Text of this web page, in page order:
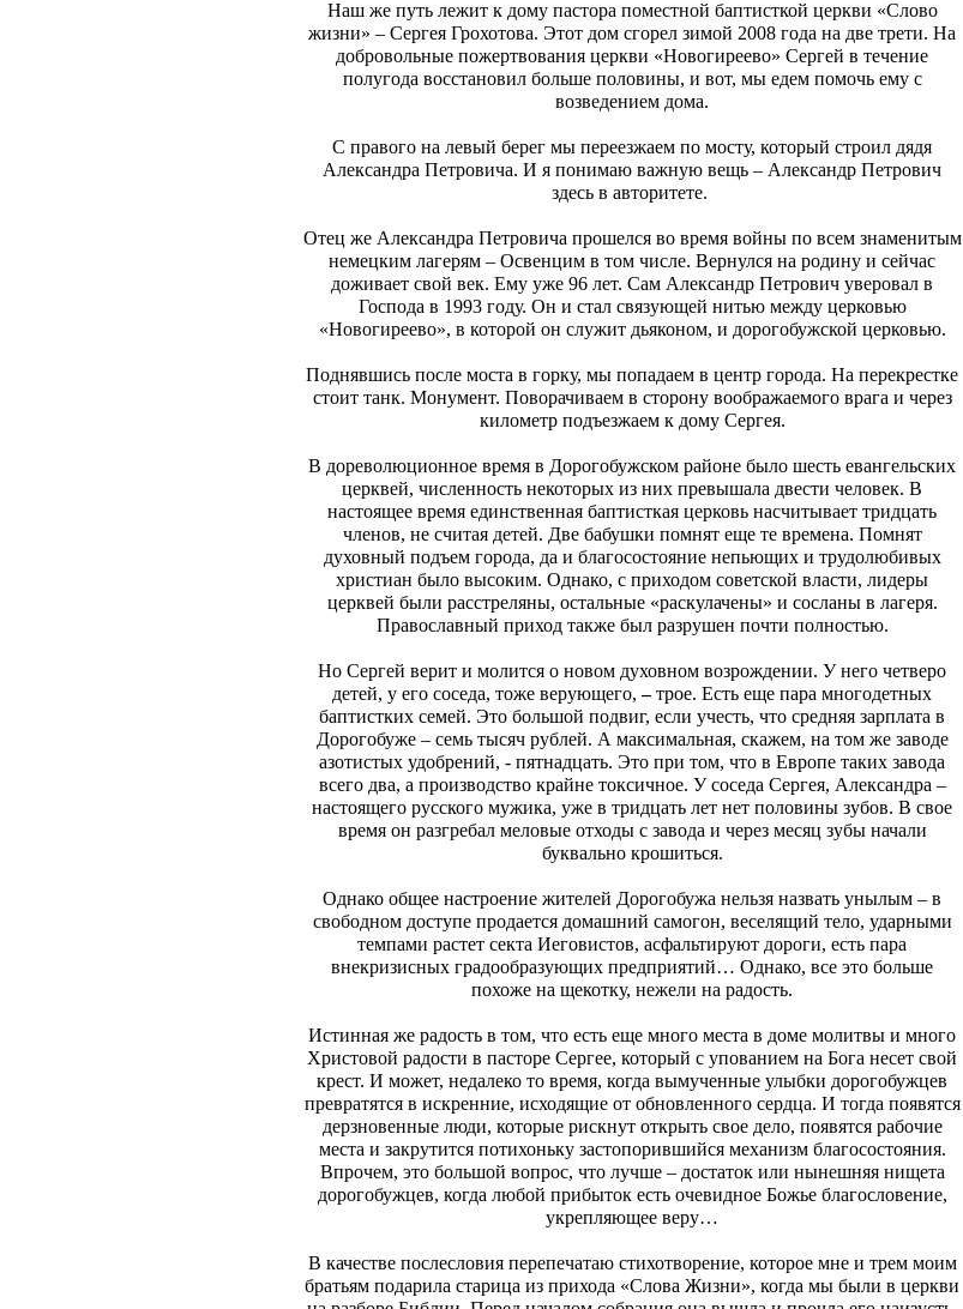
Наш же путь лежит к дому пастора поместной баптисткой церкви «Слово
жизни» – Сергея Грохотова. Этот дом сгорел зимой 2008 года на две трети. На
добровольные пожертвования церкви «Новогиреево» Сергей в течение
полугода восстановил больше половины, и вот, мы едем помочь ему с
возведением дома.
С правого на левый берег мы переезжаем по мосту, который строил дядя
Александра Петровича. И я понимаю важную вещь – Александр Петрович
здесь в авторитете.
Отец же Александра Петровича прошелся во время войны по всем знаменитым
немецким лагерям – Освенцим в том числе. Вернулся на родину и сейчас
доживает свой век. Ему уже 96 лет. Сам Александр Петрович уверовал в
Господа в 1993 году. Он и стал связующей нитью между церковью
«Новогиреево», в которой он служит дьяконом, и дорогобужской церковью.
Поднявшись после моста в горку, мы попадаем в центр города. На перекрестке
стоит танк. Монумент. Поворачиваем в сторону воображаемого врага и через
километр подъезжаем к дому Сергея.
В дореволюционное время в Дорогобужском районе было шесть евангельских
церквей, численность некоторых из них превышала двести человек. В
настоящее время единственная баптисткая церковь насчитывает тридцать
членов, не считая детей. Две бабушки помнят еще те времена. Помнят
духовный подъем города, да и благосостояние непьющих и трудолюбивых
христиан было высоким. Однако, с приходом советской власти, лидеры
церквей были расстреляны, остальные «раскулачены» и сосланы в лагеря.
Православный приход также был разрушен почти полностью.
Но Сергей верит и молится о новом духовном возрождении. У него четверо
детей, у его соседа, тоже верующего,–трое. Есть еще пара многодетных
баптистких семей. Это большой подвиг, если учесть, что средняя зарплата в
Дорогобуже – семь тысяч рублей. А максимальная, скажем, на том же заводе
азотистых удобрений, - пятнадцать. Это при том, что в Европе таких завода
всего два, а производство крайне токсичное. У соседа Сергея, Александра –
настоящего русского мужика, уже в тридцать лет нет половины зубов. В свое
время он разгребал меловые отходы с завода и через месяц зубы начали
буквально крошиться.
Однако общее настроение жителей Дорогобужа нельзя назвать унылым – в
свободном доступе продается домашний самогон, веселящий тело, ударными
темпами растет секта Иеговистов, асфальтируют дороги, есть пара
внекризисных градообразующих предприятий… Однако, все это больше
похоже на щекотку, нежели на радость.
Истинная же радость в том, что есть еще много места в доме молитвы и много
Христовой радости в пасторе Сергее, который с упованием на Бога несет свой
крест. И может, недалеко то время, когда вымученные улыбки дорогобужцев
превратятся в искренние, исходящие от обновленного сердца. И тогда появятся
дерзновенные люди, которые рискнут открыть свое дело, появятся рабочие
места и закрутится потихоньку застопорившийся механизм благосостояния.
Впрочем, это большой вопрос, что лучше – достаток или нынешняя нищета
дорогобужцев, когда любой прибыток есть очевидное Божье благословение,
укрепляющее веру…
В качестве послесловия перепечатаю стихотворение, которое мне и трем моим
братьям подарила старица из прихода «Слова Жизни», когда мы были в церкви